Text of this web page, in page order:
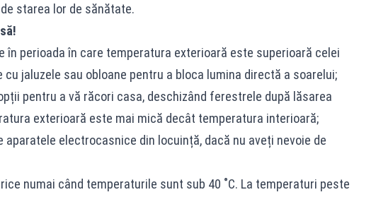
starea lor de sănătate.
perioada în care temperatura exterioară este superioară celei
jaluzele sau obloane pentru a bloca lumina directă a soarelui;
pentru a vă răcori casa, deschizând ferestrele după lăsarea
exterioară este mai mică decât temperatura interioară;
electrocasnice din locuință, dacă nu aveți nevoie de
numai când temperaturile sunt sub 40 ˚C. La temperaturi peste